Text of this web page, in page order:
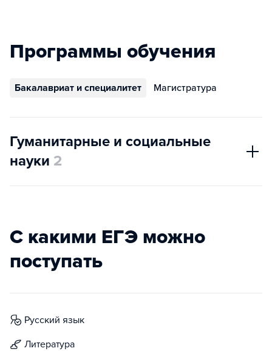
Программы обучения
Бакалавриат и специалитет Магистратура
Гуманитарные и социальные
науки 2
С какими ЕГЭ можно
поступать
русский язык
литература